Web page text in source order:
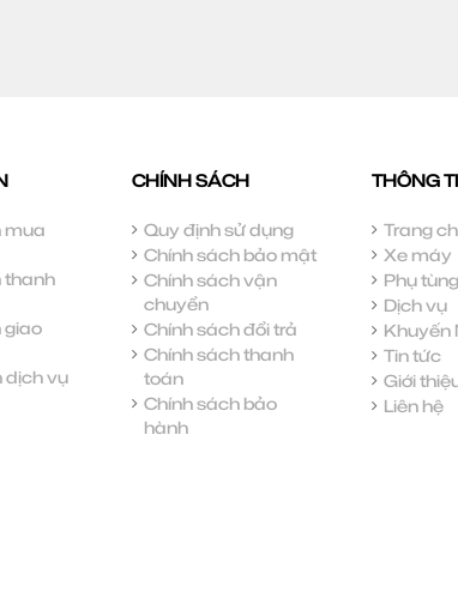
mua
thanh
giao
dịch vụ
CHÍNH SÁCH
Quy định sử dụng
Chính sách bảo mật
Chính sách vận
chuyển
Chính sách đổi trả
Chính sách thanh
toán
Chính sách bảo
hành
THÔNG
Trang
Xe máy
Phụ
Dịch vụ
Khuyến
Tin tức
Giới
Liên hệ